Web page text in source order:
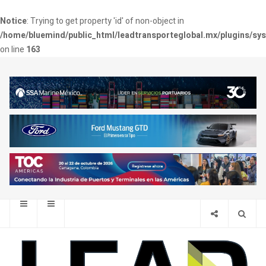
Notice: Trying to get property 'id' of non-object in
/home/bluemind/public_html/leadtransporteglobal.mx/plugins/
on line 163